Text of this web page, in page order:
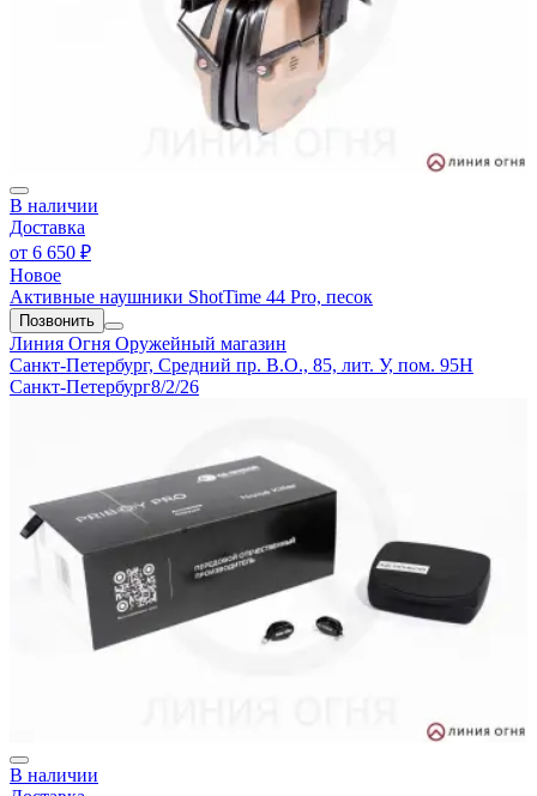
В наличии
Доставка
от 6 650 ₽
Новое
Активные наушники ShotTime 44 Pro, песок
Позвонить
Линия Огня Оружейный магазин
Санкт-Петербург, Средний пр. В.О., 85, лит. У, пом. 95Н
Санкт-Петербург8/2/26
В наличии